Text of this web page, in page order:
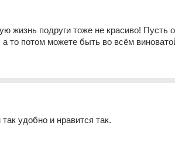
жизнь подруги тоже не красиво! Пусть
то потом можете быть во всём
удобно и нравится так.